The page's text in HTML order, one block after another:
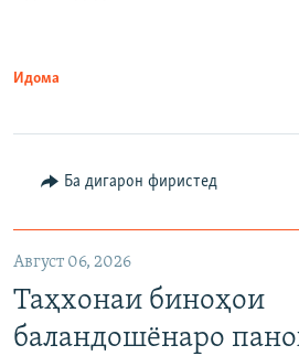
Идома
Ба дигарон фиристед
Август 06, 2026
Таҳхонаи биноҳои
баландошёнаро